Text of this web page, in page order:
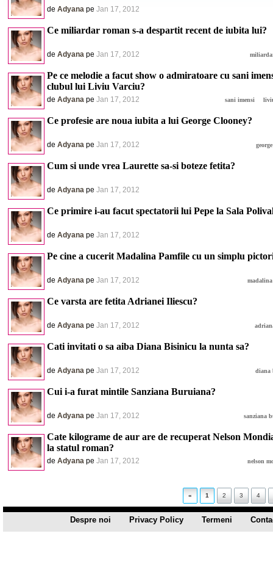
de Adyana pe Jan 17, 2012
Ce miliardar roman s-a despartit recent de iubita lui?
de Adyana pe Jan 17, 2012
Pe ce melodie a facut show o admiratoare cu sani
clubul lui Liviu Varciu?
de Adyana pe Jan 17, 2012 sani imensi
Ce profesie are noua iubita a lui George Clooney?
de Adyana pe Jan 17, 2012
Cum si unde vrea Laurette sa-si boteze fetita?
de Adyana pe Jan 17, 2012
Ce primire i-au facut spectatorii lui Pepe la Sala
de Adyana pe Jan 17, 2012
Pe cine a cucerit Madalina Pamfile cu un simplu
de Adyana pe Jan 17, 2012
Ce varsta are fetita Adrianei Iliescu?
de Adyana pe Jan 17, 2012
Cati invitati o sa aiba Diana Bisinicu la nunta sa?
de Adyana pe Jan 17, 2012 diana
Cui i-a furat mintile Sanziana Buruiana?
de Adyana pe Jan 17, 2012 sanziana
Cate kilograme de aur are de recuperat Nelson
la statul roman?
de Adyana pe Jan 17, 2012 nelson
« 1 2 3 4
Despre noi Privacy Policy Termeni